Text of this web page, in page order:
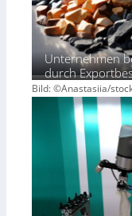
Unternehmen
durch
Bild: ©Anastasiia/